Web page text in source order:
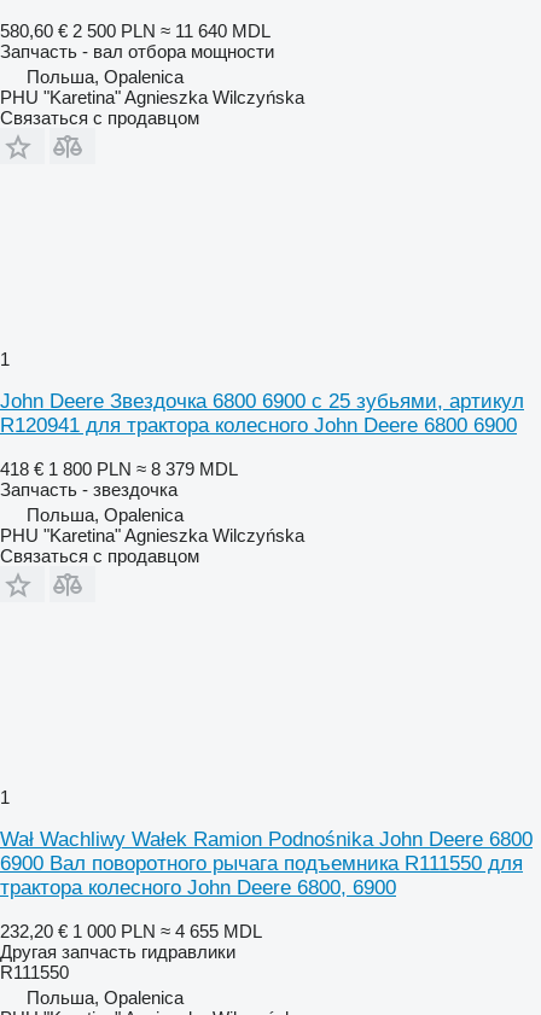
580,60 € 2 500 PLN ≈ 11 640 MDL
Запчасть - вал отбора мощности
Польша, Opalenica
PHU "Karetina" Agnieszka Wilczyńska
Связаться с продавцом
1
John Deere Звездочка 6800 6900 с 25 зубьями, артикул
R120941 для трактора колесного John Deere 6800 6900
418 € 1 800 PLN ≈ 8 379 MDL
Запчасть - звездочка
Польша, Opalenica
PHU "Karetina" Agnieszka Wilczyńska
Связаться с продавцом
1
Wał Wachliwy Wałek Ramion Podnośnika John Deere 6800
6900 Вал поворотного рычага подъемника R111550 для
трактора колесного John Deere 6800, 6900
232,20 € 1 000 PLN ≈ 4 655 MDL
Другая запчасть гидравлики
R111550
Польша, Opalenica